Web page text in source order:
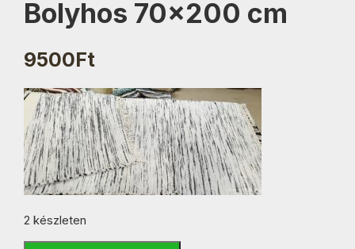
Bolyhos 70×200 cm
9500Ft
2 készleten